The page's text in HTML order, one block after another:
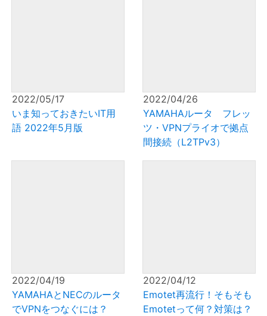
2022/05/17
いま知っておきたいIT用
語 2022年5月版
2022/04/26
YAMAHAルータ フレッ
ツ・VPNプライオで拠点
間接続（L2TPv3）
2022/04/19
YAMAHAとNECのルータ
でVPNをつなぐには？
2022/04/12
Emotet再流行！そもそも
Emotetって何？対策は？